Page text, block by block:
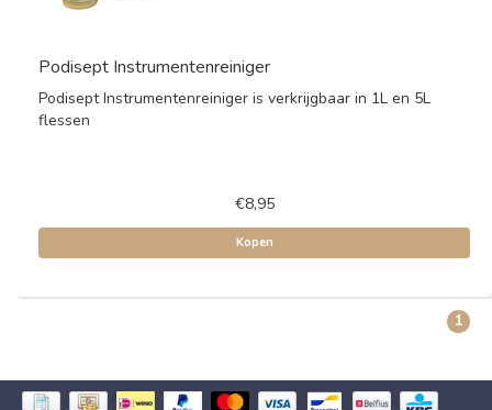
Podisept Instrumentenreiniger
Podisept Instrumentenreiniger is verkrijgbaar in 1L en 5L
flessen
€8,95
Kopen
1